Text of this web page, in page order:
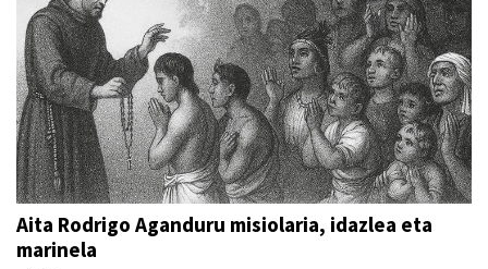
Aita Rodrigo Aganduru misiolaria, idazlea eta
marinela